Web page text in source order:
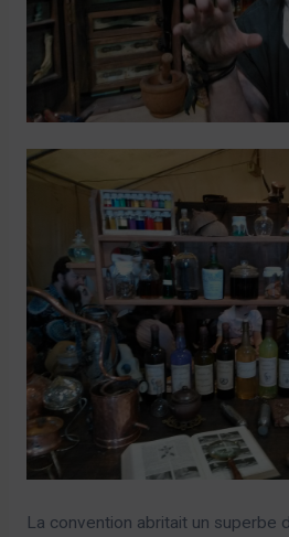
La convention abritait un superbe